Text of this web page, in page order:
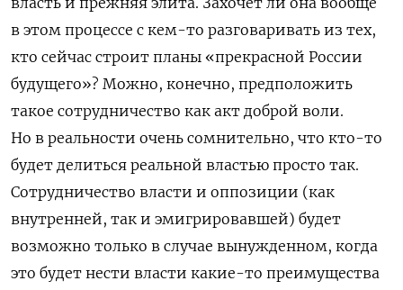
в этом процессе с кем-то разговаривать из тех,
кто сейчас строит планы «прекрасной России
будущего»? Можно, конечно, предположить
такое сотрудничество как акт доброй воли.
Но в реальности очень сомнительно, что кто-то
будет делиться реальной властью просто так.
Сотрудничество власти и оппозиции (как
внутренней, так и эмигрировавшей) будет
возможно только в случае вынужденном, когда
это будет нести власти какие-то преимущества